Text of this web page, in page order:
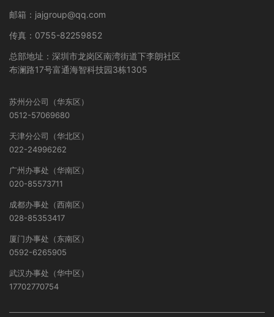
邮箱：jajgroup@qq.com
传真：0755-82259852
总部地址：深圳市龙岗区南湾街道下李朗社区
布澜路17号富通海智科技园3栋1305
苏州分公司（华东区）
0512-57069680
天津分公司（华北区）
022-24996262
广州办事处（华南区）
020-85573711
成都办事处（西南区）
028-85353417
厦门办事处（东南区）
0592-6265905
武汉办事处（华中区）
17702770754